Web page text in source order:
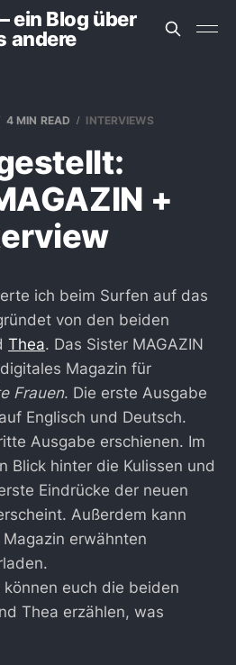
ein Blog über
andere
4 MIN READ INTERVIEWS
+
ich beim Surfen auf das
von den beiden
Thea. Das Sister MAGAZIN
Magazin für
Frauen. Die erste Ausgabe
Englisch und Deutsch.
Ausgabe erschienen. Im
Blick hinter die Kulissen und
Eindrücke der neuen
Außerdem kann
erwähnten
euch die beiden
Thea erzählen, was